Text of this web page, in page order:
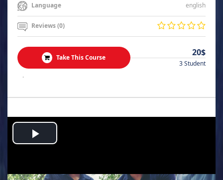
Language english
Reviews (0)
Take This Course 20$
3 Student
.
Play